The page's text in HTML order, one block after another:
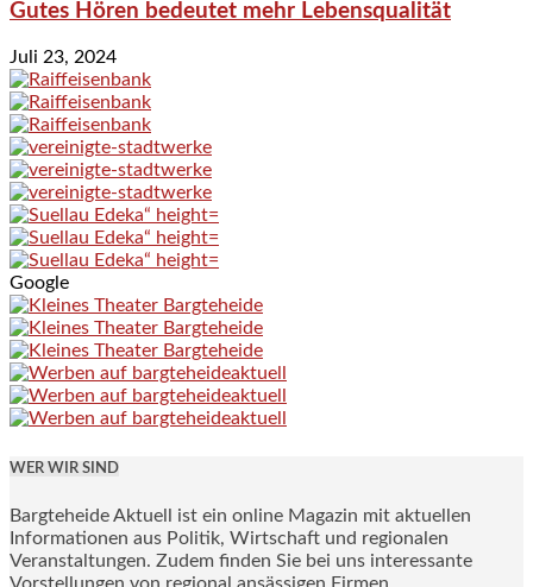
Gutes Hören bedeutet mehr Lebensqualität
Juli 23, 2024
Google
WER WIR SIND
Bargteheide Aktuell ist ein online Magazin mit aktuellen
Informationen aus Politik, Wirtschaft und regionalen
Veranstaltungen. Zudem finden Sie bei uns interessante